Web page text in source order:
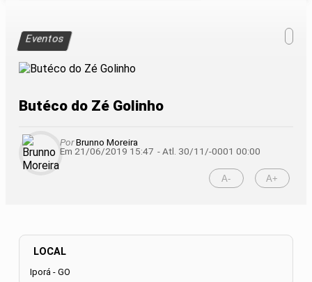
Eventos
Butéco do Zé Golinho
PorBrunno Moreira
Em 21/06/2019 15:47 - Atl. 30/11/-0001 00:00
A- A+
LOCAL
Iporá - GO